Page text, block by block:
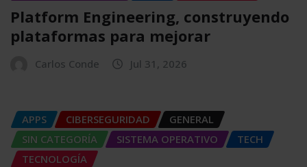
Platform Engineering, construyendo
plataformas para mejorar
Carlos Conde Jul 31, 2026
APPS CIBERSEGURIDAD
GENERAL
SIN CATEGORÍA
SISTEMA OPERATIVO
TECH
TECNOLOGÍA